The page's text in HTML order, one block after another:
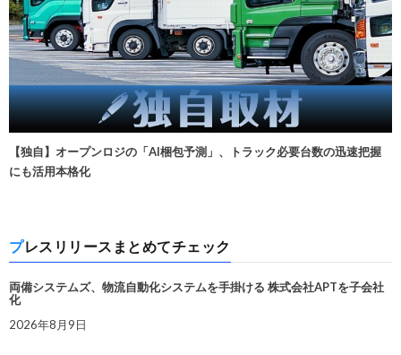
【独自】オープンロジの「AI梱包予測」、トラック必要台数の迅速把握
にも活用本格化
プレスリリースまとめてチェック
両備システムズ、物流自動化システムを手掛ける 株式会社APTを子会社
化
2026年8月9日